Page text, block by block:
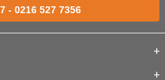
- 0216 527 7356